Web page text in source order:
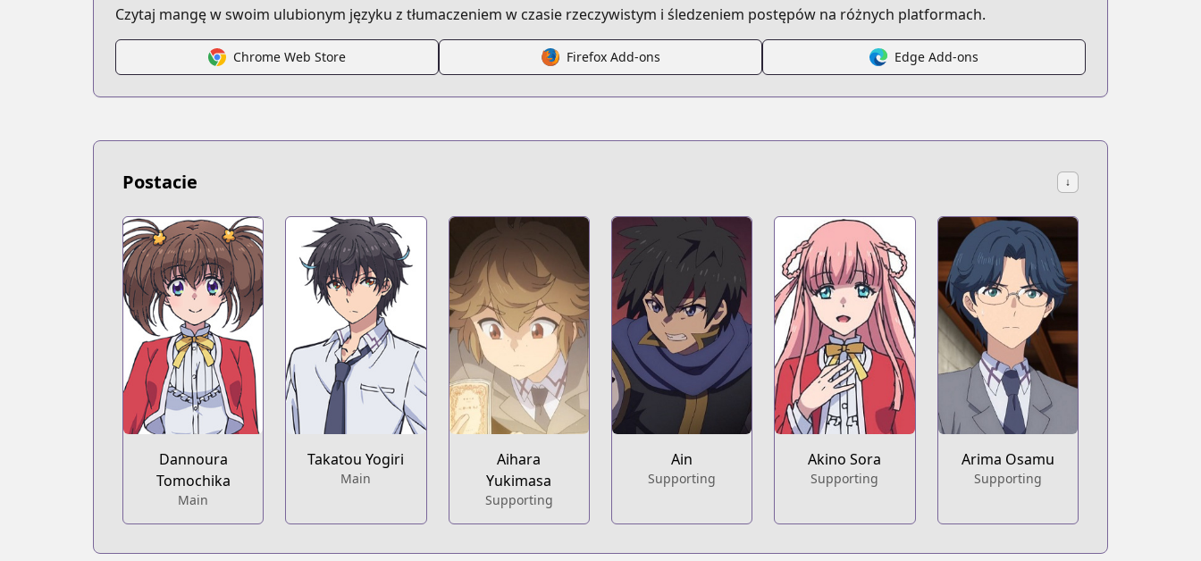
Czytaj mangę w swoim ulubionym języku z tłumaczeniem w czasie rzeczywistym i śledzeniem postępów na różnych platformach.
Chrome Web Store Firefox Add-ons Edge Add-ons
Postacie ↓
Dannoura
Tomochika
Main
Takatou Yogiri
Main
Aihara
Yukimasa
Supporting
Ain
Supporting
Akino Sora
Supporting
Arima Osamu
Supporting